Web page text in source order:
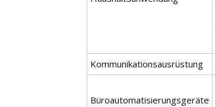
Kommunikationsausrüstung
Büroautomatisierungsgeräte